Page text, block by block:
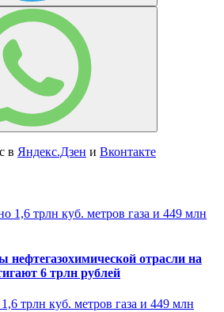
в Яндекс.Дзен и Вконтакте
нефтегазохимической отрасли на
6 трлн рублей
трлн куб. метров газа и 449 млн